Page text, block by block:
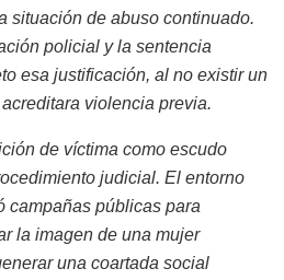
situación de abuso continuado.
policial y la sentencia
esa justificación, al no existir un
violencia previa.
de víctima como escudo
judicial. El entorno
campañas públicas para
la imagen de una mujer
una coartada social